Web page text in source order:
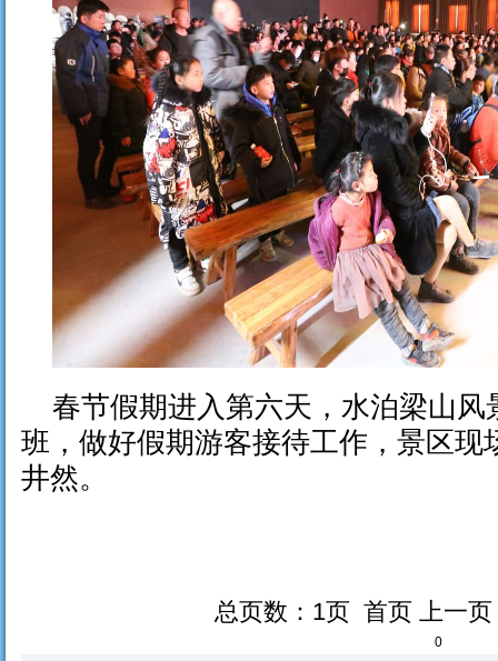
春节假期进入第六天，水泊梁山
班，做好假期游客接待工作，景区现
井然。
总页数：1页 首页 上一页
0